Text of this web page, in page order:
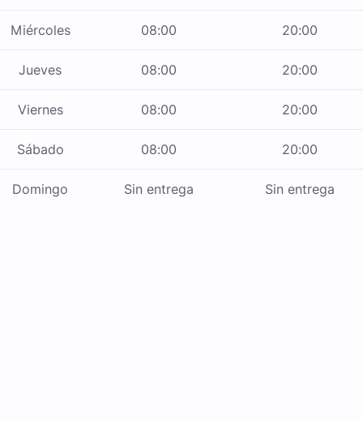
Miércoles 08:00 20:00
Jueves 08:00 20:00
Viernes 08:00 20:00
Sábado 08:00 20:00
Domingo Sin entrega Sin entrega